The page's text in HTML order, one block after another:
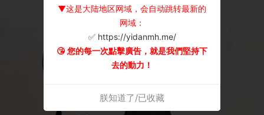
▼这是大陆地区网域，会自动跳转最新的
网域：
✅ https://yidanmh.me/
😘 您的每一次點擊廣告，就是我們堅持下
去的動力！
朕知道了/已收藏